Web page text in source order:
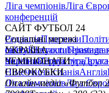
Ліга чемпіонівЛіга
конференцій
САЙТ ФУТБОЛ 24
РедакціяПрогнози
сайтуКонтактиПравила
політикаСтруктура
Соціальні мережі
facebookxyoutube
УКРАЇНА
УкраїнаПерша лігаДруга
ЧЕМПІОНАТИ
НімеччинаІспаніяАнглія
ЄВРОКУБКИ
Ліга чемпіонівЛіга
Онлайн-медіа «Футбол